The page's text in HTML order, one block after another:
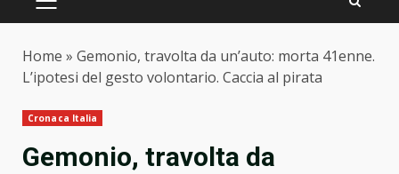
PRIMARY
Home » Gemonio, travolta da un’auto: morta 41enne.
L’ipotesi del gesto volontario. Caccia al pirata
Cronaca Italia
Gemonio, travolta da